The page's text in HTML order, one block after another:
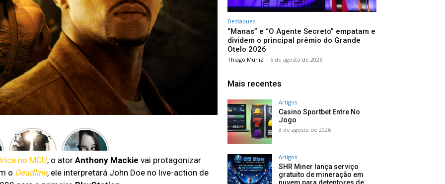
Entenda as
polêmicas
Som da
Liberdade
Novo
terror
chegou
hoje no
streaming
no MCU, o ator Anthony Mackie vai protagonizar
o Deadline, ele interpretará John Doe no live-action de
Destaques
“Manas” e “O Agente Secreto” empatam e
dividem o principal prêmio do Grande
Otelo 2026
Thiago Muniz - 5 de agosto de 2026
Mais recentes
Artigos
Casino Sportbet Entre No
Jogo
3 de agosto de 2026
Artigos
SHR Miner lança serviço
gratuito de mineração em